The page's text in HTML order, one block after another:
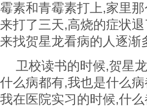
霉素和青霉素打上,家里
来打了三天,高烧的症状
来找贺星龙看病的人逐渐
卫校读书的时候,贺星
什么病都有,我也是什么
我在医院实习的时候,什